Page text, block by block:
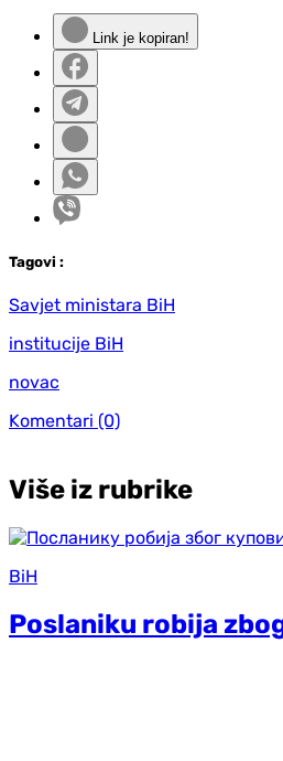
Link je kopiran!
Tagovi :
Savjet ministara BiH
institucije BiH
novac
Komentari (0)
Više iz rubrike
BiH
Poslaniku robija